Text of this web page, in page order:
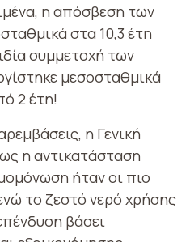
η απόσβεση των
στα 10,3 έτη
συμμετοχή των
μεσοσταθμικά
2 έτη!
η Γενική
η αντικατάσταση
ήταν οι πιο
το ζεστό νερό χρήσης
βάσει